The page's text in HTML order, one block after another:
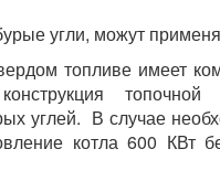
угли, можут
топливе имеет
углей. В случае
котла 600 КВт